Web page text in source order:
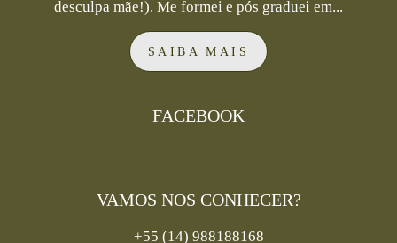
desculpa mãe!). Me formei e pós graduei em...
SAIBA MAIS
FACEBOOK
VAMOS NOS CONHECER?
+55 (14) 988188168